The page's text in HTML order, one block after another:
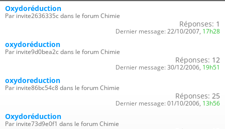
Oxydoréduction
Par invite2636335c dans le forum Chimie
Réponses: 1
Dernier message: 22/10/2007, 17h28
oxydoréduction
Par invite9d0bea2c dans le forum Chimie
Réponses: 12
Dernier message: 30/12/2006, 19h51
oxydoreduction
Par invite86bc54c8 dans le forum Chimie
Réponses: 25
Dernier message: 01/10/2006, 13h56
Oxydoréduction
Par invite73d9e0f1 dans le forum Chimie